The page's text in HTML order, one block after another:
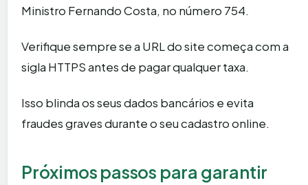
Ministro Fernando Costa, no número 754.
Verifique sempre se a URL do site começa com a
sigla HTTPS antes de pagar qualquer taxa.
Isso blinda os seus dados bancários e evita
fraudes graves durante o seu cadastro online.
Próximos passos para garantir